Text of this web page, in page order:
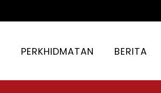
PERKHIDMATAN BERITA